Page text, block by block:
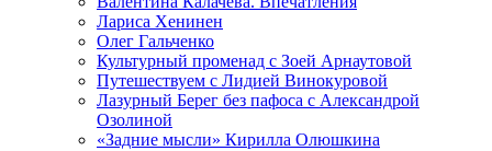
Лариса Хенинен
Олег Гальченко
Культурный променад с Зоей Арнаутовой
Путешествуем с Лидией Винокуровой
Лазурный Берег без пафоса с Александрой
Озолиной
«Задние мысли» Кирилла Олюшкина